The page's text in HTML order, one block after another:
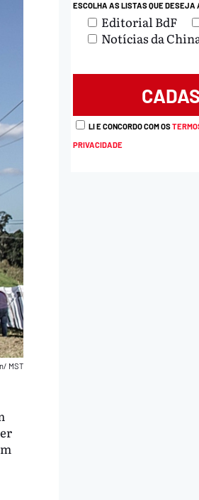
MST
ESCOLHA AS LISTAS QUE DESEJA
Editorial BdF
Notícias da
LI E CONCORDO COM OS
PRIVACIDADE